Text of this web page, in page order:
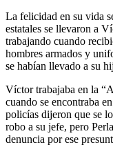
La felicidad en su vida
estatales se llevaron a
trabajando cuando
hombres armados y
se habían llevado a su
Víctor trabajaba en la
cuando se encontraba
policías dijeron que se
robo a su jefe, pero
denuncia por ese